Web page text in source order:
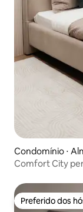
Condomínio ⋅
Comfort City
Preferido dos
Preferido dos